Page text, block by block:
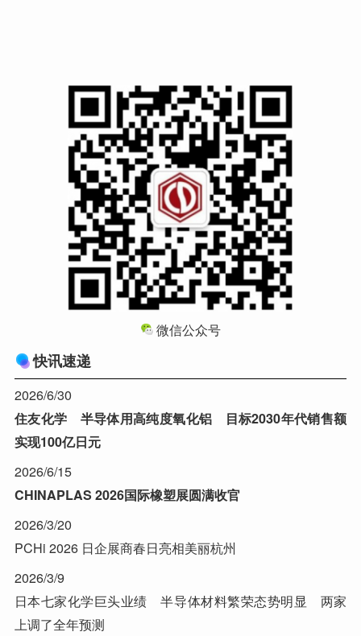
微信公众号
快讯速递
2026/6/30
住友化学 半导体用高纯度氧化铝 目标2030年代销售额
实现100亿日元
2026/6/15
CHINAPLAS 2026国际橡塑展圆满收官
2026/3/20
PCHi 2026 日企展商春日亮相美丽杭州
2026/3/9
日本七家化学巨头业绩 半导体材料繁荣态势明显 两家
上调了全年预测